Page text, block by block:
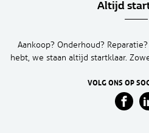
Altijd
Aankoop? Onderhoud?
hebt, we staan altijd startklaar.
VOLG ONS OP